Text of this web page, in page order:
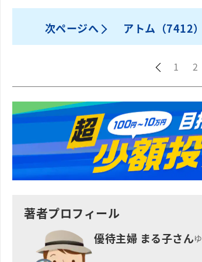
次ページへ アトム（7412
1 2
著者プロフィール
優待主婦 まる子さん